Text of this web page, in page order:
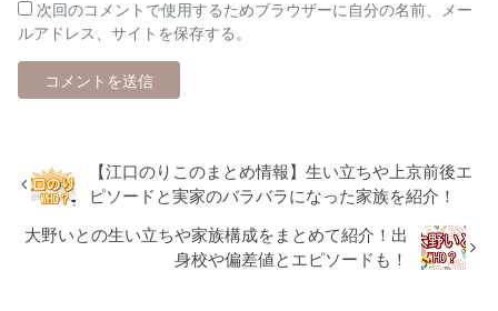
次回のコメントで使用するためブラウザーに自分の名前、メー
ルアドレス、サイトを保存する。
【江口のりこのまとめ情報】生い立ちや上京前後エ
ピソードと実家のバラバラになった家族を紹介！
大野いとの生い立ちや家族構成をまとめて紹介！出
身校や偏差値とエピソードも！